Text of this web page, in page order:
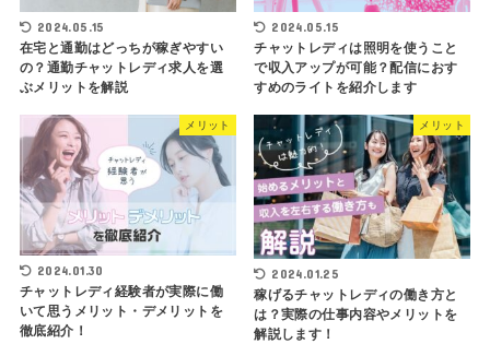
2024.05.15
在宅と通勤はどっちが稼ぎやすい
の？通勤チャットレディ求人を選
ぶメリットを解説
2024.05.15
チャットレディは照明を使うこと
で収入アップが可能？配信におす
すめのライトを紹介します
メリット
2024.01.30
チャットレディ経験者が実際に働
いて思うメリット・デメリットを
徹底紹介！
メリット
2024.01.25
稼げるチャットレディの働き方と
は？実際の仕事内容やメリットを
解説します！